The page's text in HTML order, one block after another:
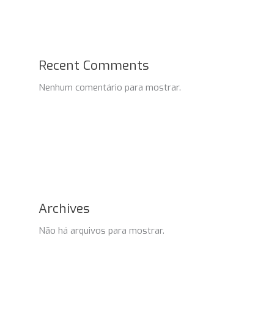
Recent Comments
Nenhum comentário para mostrar.
Archives
Não há arquivos para mostrar.